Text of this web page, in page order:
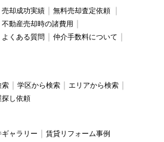
売却成功実績
無料売却査定依頼
不動産売却時の諸費用
よくある質問
仲介手数料について
索 学区から検索
エリアから検索
探し依頼
ャラリー 賃貸リフォーム事例